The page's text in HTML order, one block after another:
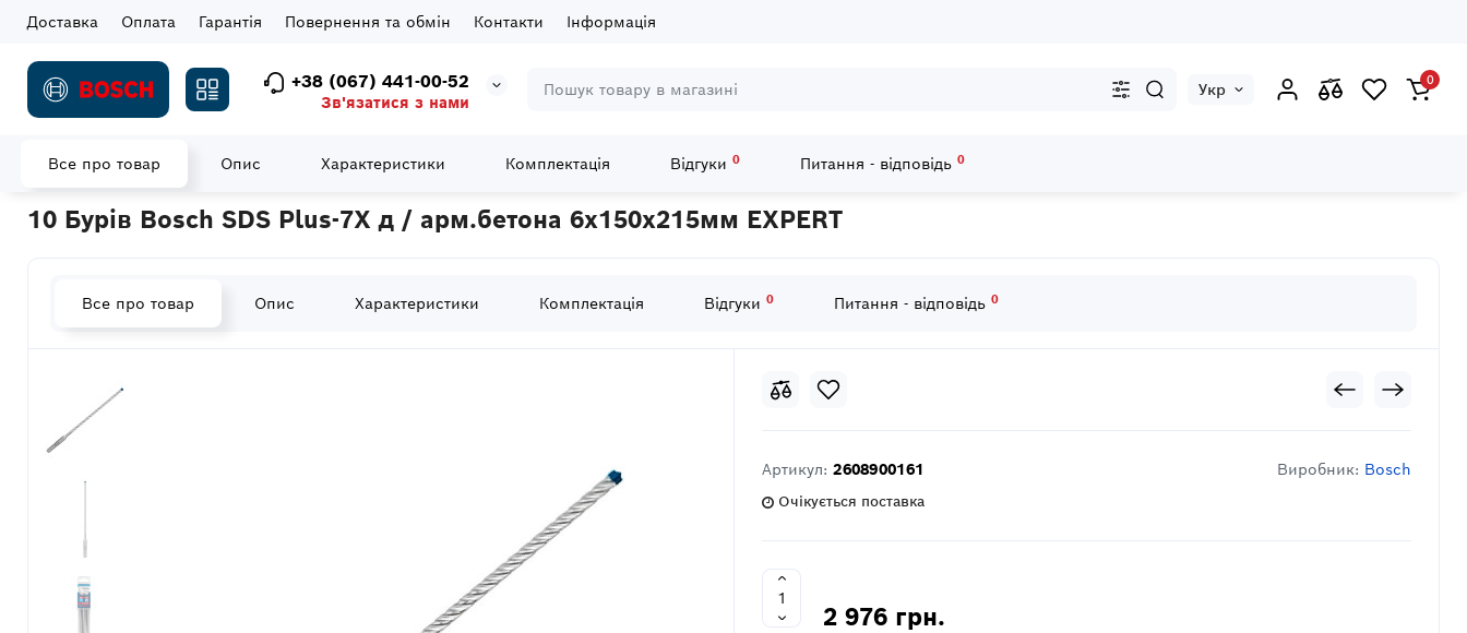
Доставка Оплата Гарантія Повернення та обмін Контакти Інформація
+38 (067) 441-00-52
Зв'язатися з нами
Укр 0
Все про товар Опис Характеристики Комплектація Відгуки 0 Питання - відповідь 0
Головна Витратні матеріали Бури SDS-Plus 10 Бурів Bosch SDS Plus-7X д / арм.бетона 6x150x215мм EXPERT
10 Бурів Bosch SDS Plus-7X д / арм.бетона 6x150x215мм EXPERT
Все про товар Опис Характеристики Комплектація Відгуки 0 Питання - відповідь 0
Артикул: 2608900161 Виробник: Bosch
Очікується поставка
2 976 грн.